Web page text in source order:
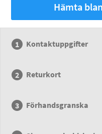
Hämta
Kontaktuppgifter
Returkort
Förhandsgranska